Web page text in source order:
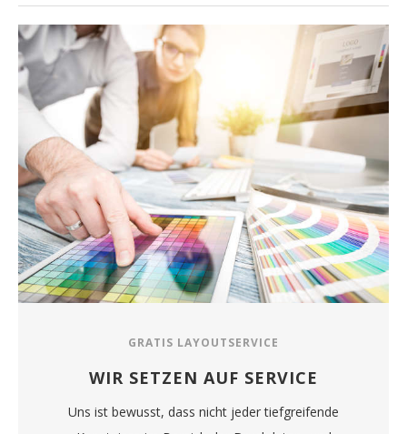
GRATIS LAYOUTSERVICE
WIR SETZEN AUF SERVICE
Uns ist bewusst, dass nicht jeder tiefgreifende